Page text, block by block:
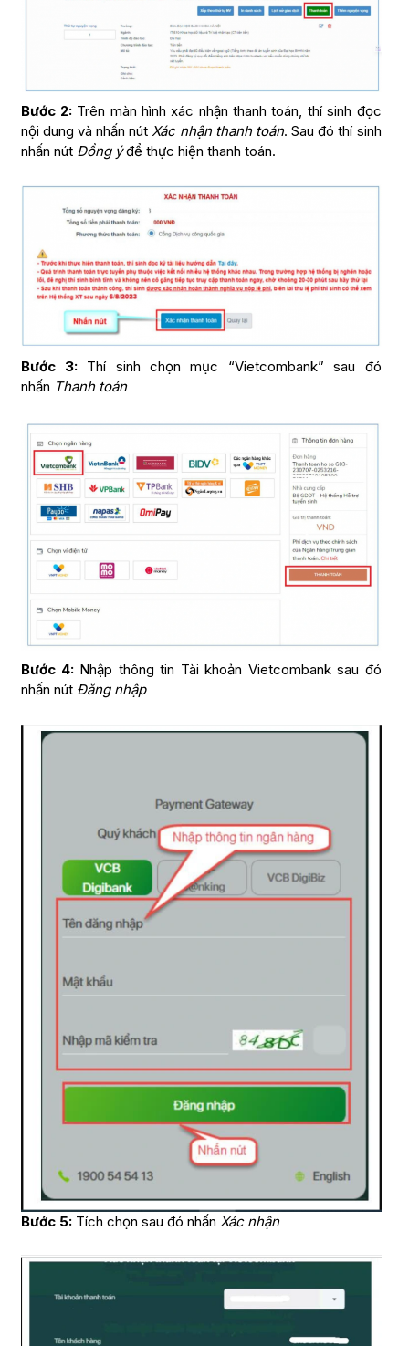
Bước 2:Trên màn hình xác nhận thanh toán, thí sinh đọc
nội dung và nhấn nútXác nhận thanh toán. Sau đó thí sinh
nhấn nút Đồng ýđể thực hiện thanh toán.
Bước 3: Thí sinh chọn mục “Vietcombank” sau đó
nhấn Thanh toán
Bước 4:Nhập thông tin Tài khoản Vietcombank sau đó
nhấn nútĐăng nhập
Bước 5: Tích chọn sau đó nhấn Xác nhận